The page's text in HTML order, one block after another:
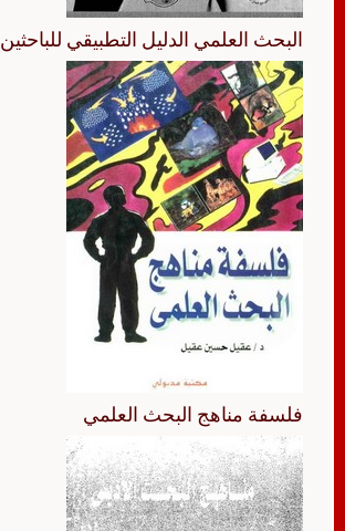
البحث العلمي الدليل التطبيقي للباحثين
فلسفة مناهج البحث العلمي